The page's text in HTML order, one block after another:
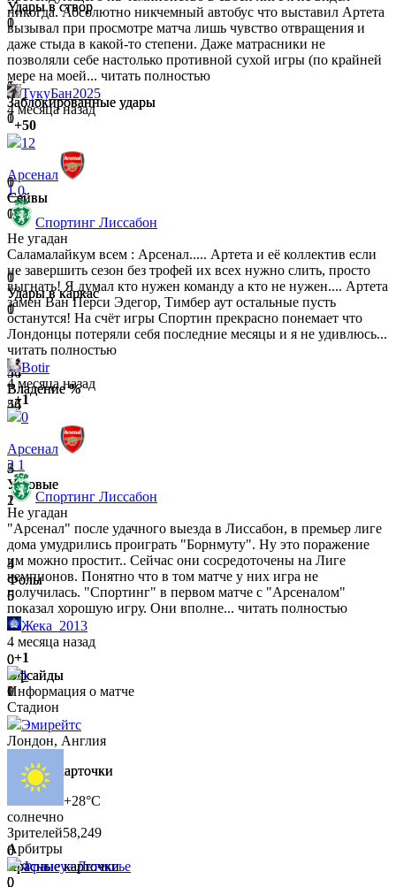
Удары в створ
0
5
Заблокированные удары
0
0
Сейвы
1
0
Удары в каркас
1
56
Владение %
44
3
Угловые
1
3
Фолы
6
0
Офсайды
1
Желтые карточки
0
Красные карточки
0
Удары в створ
1
1
Заблокированные удары
1
1
Сейвы
0
1
Удары в каркас
0
44
Владение %
56
5
Угловые
2
4
Фолы
5
0
Офсайды
0
Желтые карточки
0
Красные карточки
0
никогда. Абсолютно никчемный автобус что выставил Артета
вызывал при просмотре матча лишь чувство отвращения и
даже стыда в какой-то степени. Даже матрасники не
позволяли себе настолько противной сухой игры (по крайней
мере на моей... читать полностью
ТукуБан2025
4 месяца назад
+50
12
Арсенал
1 0
Спортинг Лиссабон
Не угадан
Саламалайкум всем : Арсенал..... Артета и её коллектив если
не завершить сезон без трофей их всех нужно слить, просто
выгнать! Я думал кто нужен команду а кто не нужен.... Артета
замен Ван Перси Эдегор, Тимбер аут остальные пусть
останутся! На счёт игры Спортин прекрасно понемает что
Лондонцы потеряли себя последние месяцы и я не удивлюсь...
читать полностью
Botir
4 месяца назад
+1
0
Арсенал
2 1
Спортинг Лиссабон
Не угадан
"Арсенал" после удачного выезда в Лиссабон, в премьер лиге
дома умудрились проиграть "Борнмуту". Ну это поражение
им можно простит.. Сейчас они сосредоточены на Лиге
чемпионов. Понятно что в том матче у них игра не
получилась. "Спортинг" в первом матче с "Арсеналом"
показал хорошую игру. Они вполне... читать полностью
Жека_2013
4 месяца назад
+1
1
Информация о матче
Стадион
Эмирейтс
Лондон, Англия
+28°C
солнечно
Зрителей58,249
Арбитры
Франсуа Летексье
|